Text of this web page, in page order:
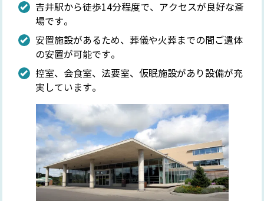
吉井駅から徒歩14分程度で、アクセスが良好な斎
場です。
安置施設があるため、葬儀や火葬までの間ご遺体
の安置が可能です。
控室、会食室、法要室、仮眠施設があり設備が充
実しています。